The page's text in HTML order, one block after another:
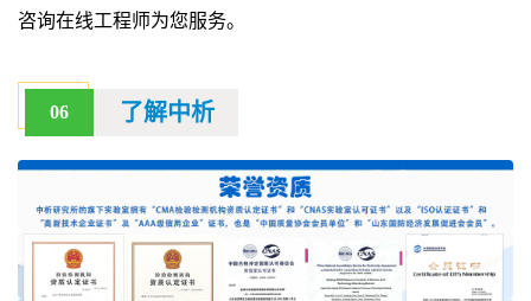
咨询在线工程师为您服务。
06 了解中析